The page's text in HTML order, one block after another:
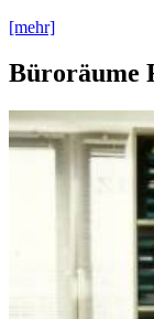
[mehr]
Büroräume